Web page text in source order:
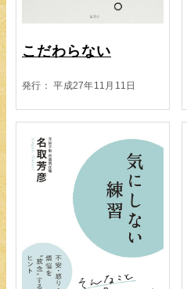
こだわらない
発行： 平成27年11月11日